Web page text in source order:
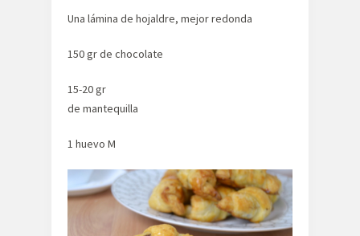
Una lámina de hojaldre, mejor redonda
150 gr de chocolate
15-20 gr
de mantequilla
1 huevo M